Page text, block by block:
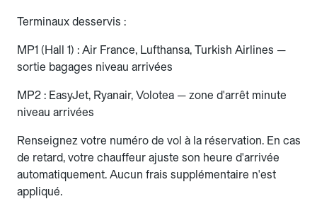
Terminaux desservis :
MP1 (Hall 1) : Air France, Lufthansa, Turkish Airlines —
sortie bagages niveau arrivées
MP2 : EasyJet, Ryanair, Volotea — zone d'arrêt minute
niveau arrivées
Renseignez votre numéro de vol à la réservation. En cas
de retard, votre chauffeur ajuste son heure d'arrivée
automatiquement. Aucun frais supplémentaire n'est
appliqué.